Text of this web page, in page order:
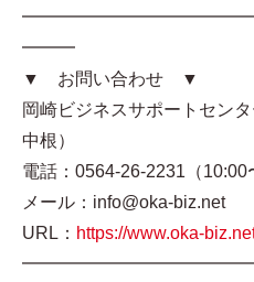
━━━
▼ お問い合わせ ▼
岡崎ビジネスサポートセン
中根）
電話：0564-26-2231（10:00
メール：info@oka-biz.net
URL： https://www.oka-